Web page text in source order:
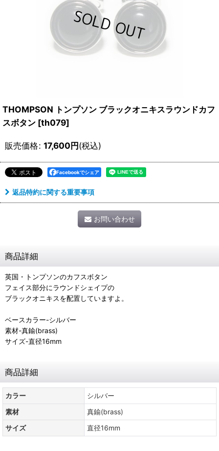
THOMPSON トンプソン ブラックオニキスラウンドカフ
スボタン [th079]
販売価格: 17,600円(税込)
Facebookでシェア
返品特約に関する重要事項
お問い合わせ
商品詳細
英国・トンプソンのカフスボタン
フェイス部分にラウンドシェイプの
ブラックオニキスを配置していますよ。
ベースカラー-シルバー
素材-真鍮(brass)
サイズ-直径16mm
商品詳細
カラー
シルバー
素材
真鍮(brass)
サイズ
直径16mm